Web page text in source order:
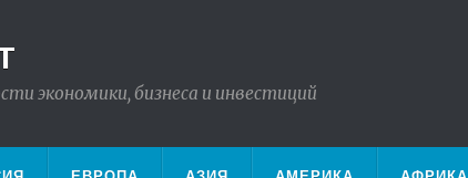
экономики, бизнеса и инвестиций